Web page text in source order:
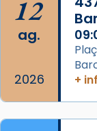
Mons. David
📸 Dr. G.
Photo
View on Facebook
12
ag.
2026
+